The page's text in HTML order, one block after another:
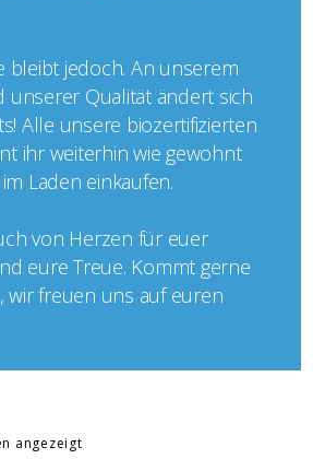
bleibt jedoch. An unserem
unserer Qualität ändert sich
Alle unsere biozertifizierten
ihr weiterhin wie gewohnt
Laden einkaufen.
von Herzen für euer
eure Treue. Kommt gerne
wir freuen uns auf euren
angezeigt